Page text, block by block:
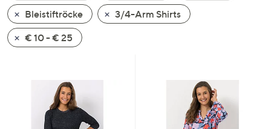
wischen
Sie
auf
Bleistiftröcke
3/4-Arm Shirts
€ 10 - € 25